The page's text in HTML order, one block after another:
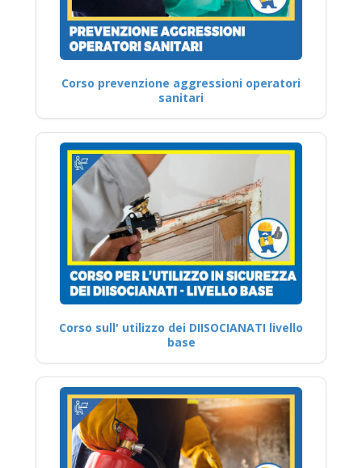
Corso prevenzione aggressioni operatori
sanitari
Corso sull' utilizzo dei DIISOCIANATI livello
base